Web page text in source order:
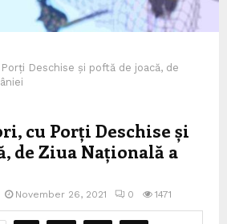
Deschise și poftă de joacă, de
cu Porți Deschise și
de Ziua Națională a
November 26, 2021 0 1471